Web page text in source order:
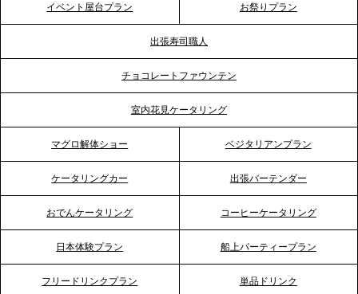
2026.5.12
プレスリリースのご案内｜ケータリングのセカンド
2026.4.21
プレスリリースのご案内｜「温かな食」が会話のス
イッチに。新入社員研修で《食体験としてのケータ
プレスリリースのご案内｜ケータリングのセカンド
イベント屋台プラン お祭りプラン
出張寿司職人
チョコレートファウンテン
室内花見ケータリング
マグロ解体ショー ベジタリアンプラン
ケータリングカー 出張バーテンダー
おでんケータリング コーヒーケータリング
日本体験プラン 船上パーティープラン
フリードリンクプラン 単品ドリンク